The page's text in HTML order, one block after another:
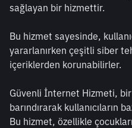
sağlayan bir hizmettir.
Bu hizmet sayesinde,
yararlanırken çeşitli siber
içeriklerden korunabilirler.
Güvenli İnternet Hizmeti,
barındırarak kullanıcıların
Bu hizmet, özellikle